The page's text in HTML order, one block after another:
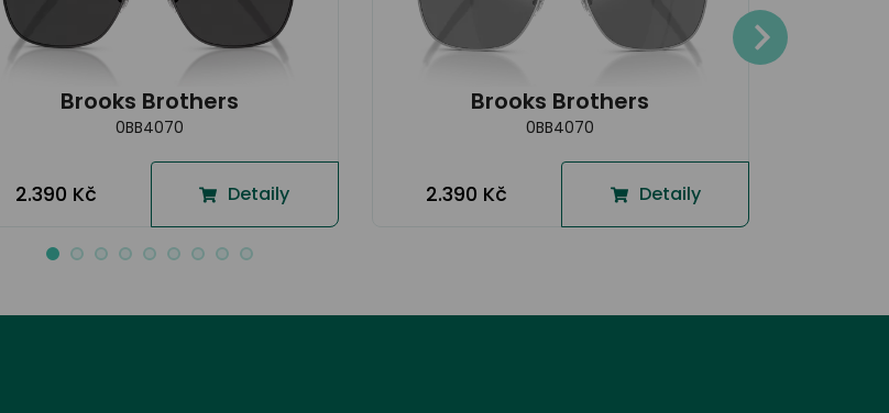
Brooks Brothers
0BB4070
2.390 Kč Detaily
Brooks Brothers
0BB4070
2.390 Kč Detaily